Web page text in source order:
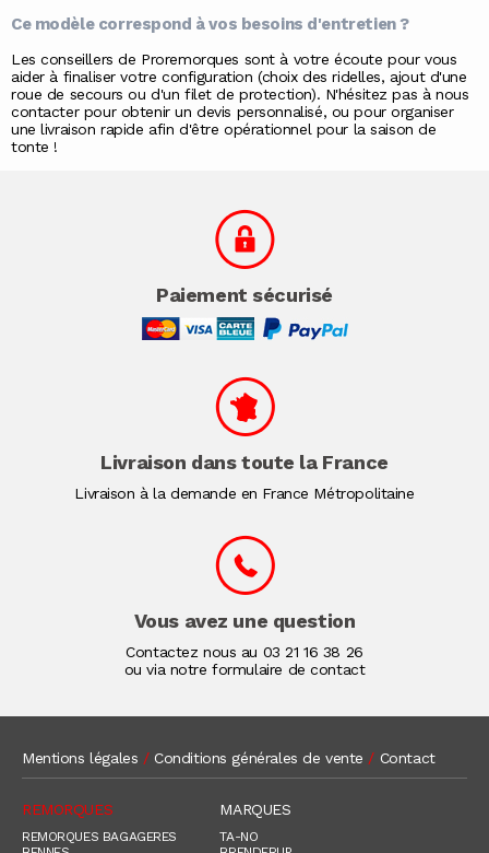
Ce modèle correspond à vos besoins d'entretien ?
Les conseillers de Proremorques sont à votre écoute pour vous
aider à finaliser votre configuration (choix des ridelles, ajout d'une
roue de secours ou d'un filet de protection). N'hésitez pas à nous
contacterpour obtenir un devis personnalisé, ou pour organiser
unelivraison rapide afin d'être opérationnel pour la saison de
tonte !
Paiement sécurisé
Livraison dans toute la France
Livraison à la demande en France Métropolitaine
Vous avez une question
Contactez nous au 03 21 16 38 26
ou via notre formulaire de contact
Mentions légales / Conditions générales de vente / Contact
REMORQUES
REMORQUES BAGAGERES
MARQUES
TA-NO